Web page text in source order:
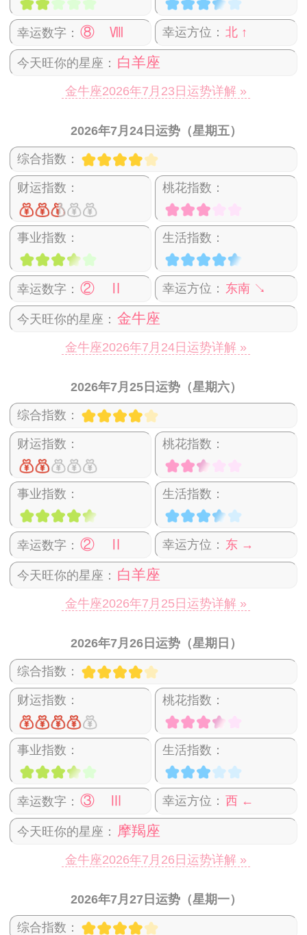
幸运数字： ⑧ Ⅷ 幸运方位： 北 ↑
今天旺你的星座： 白羊座
金牛座2026年7月23日运势详解 »
2026年7月24日运势（星期五）
综合指数：
财运指数： 桃花指数：
事业指数： 生活指数：
幸运数字： ② Ⅱ 幸运方位： 东南 ↘
今天旺你的星座： 金牛座
金牛座2026年7月24日运势详解 »
2026年7月25日运势（星期六）
综合指数：
财运指数： 桃花指数：
事业指数： 生活指数：
幸运数字： ② Ⅱ 幸运方位： 东 →
今天旺你的星座： 白羊座
金牛座2026年7月25日运势详解 »
2026年7月26日运势（星期日）
综合指数：
财运指数： 桃花指数：
事业指数： 生活指数：
幸运数字： ③ Ⅲ 幸运方位： 西 ←
今天旺你的星座： 摩羯座
金牛座2026年7月26日运势详解 »
2026年7月27日运势（星期一）
综合指数：